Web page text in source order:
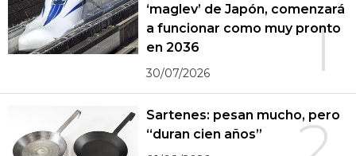
1
‘maglev’ de Japón, comenzará
a funcionar como muy pronto
en 2036
30/07/2026
Sartenes: pesan mucho, pero
“duran cien años”